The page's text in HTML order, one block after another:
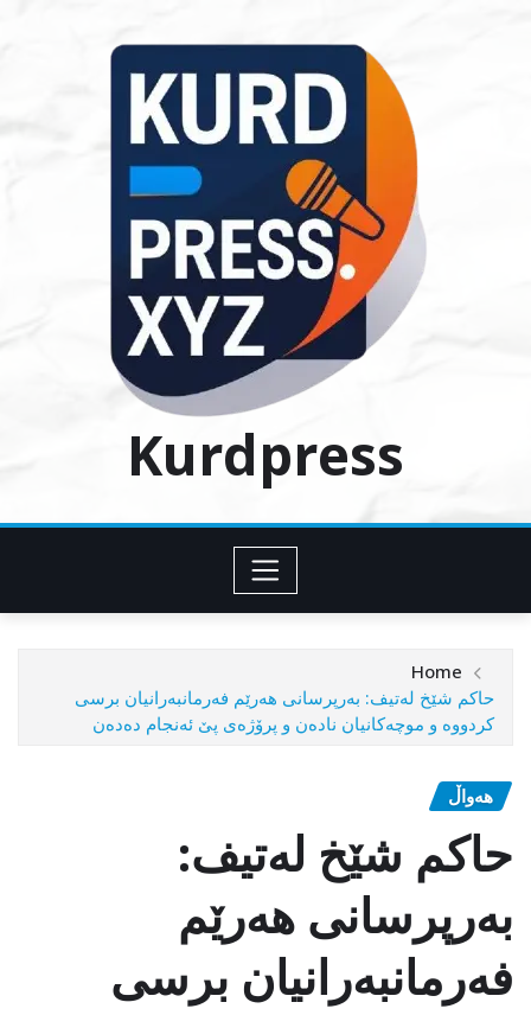
Kurdpress
Home
حاكم شێخ له‌تیف: به‌رپرسانی‌ هه‌رێم فه‌رمانبه‌رانیان برسی
كردووه‌ و موچه‌كانیان ناده‌ن و پرۆژه‌ی پێ ئه‌نجام ده‌ده‌ن
هەواڵ
حاكم شێخ له‌تیف:
به‌رپرسانی‌ هه‌رێم
فه‌رمانبه‌رانیان برسی